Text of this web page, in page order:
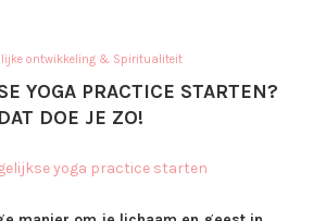
ontwikkeling & Spiritualiteit
YOGA PRACTICE STARTEN?
DAT DOE JE ZO!